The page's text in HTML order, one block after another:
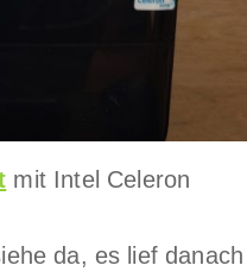
mit Intel Celeron
da, es lief danach